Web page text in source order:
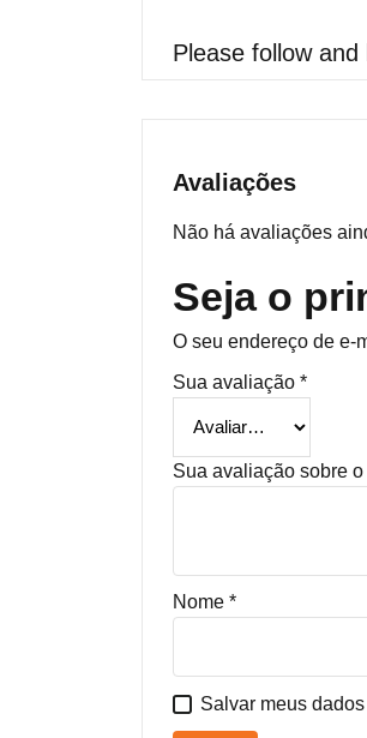
Please follow and
Avaliações
Não há avaliações
Seja o
O seu endereço de e-
Sua avaliação *
Sua avaliação sobre
Nome *
Salvar meus